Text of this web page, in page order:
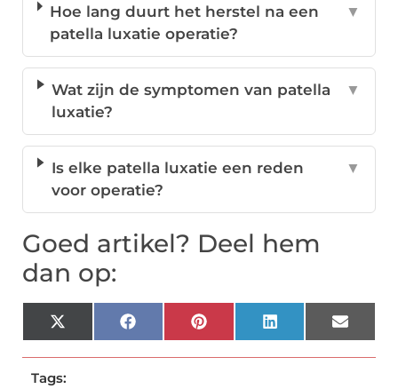
Hoe lang duurt het herstel na een
patella luxatie operatie?
▼
Wat zijn de symptomen van patella
luxatie?
▼
Is elke patella luxatie een reden
voor operatie?
▼
Goed artikel? Deel hem
dan op:
X
(Twitter)
FacebookPinterestLinkedInEmail
Tags: